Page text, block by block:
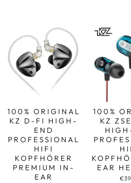
100% ORIGINAL
KZ D-FI HIGH-
END
PROFESSIONAL
HIFI
KOPFHÖRER
PREMIUM IN-
EAR
100%
KZ
EAR